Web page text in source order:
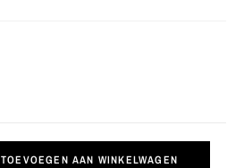
TOEVOEGEN AAN WINKELWAGEN